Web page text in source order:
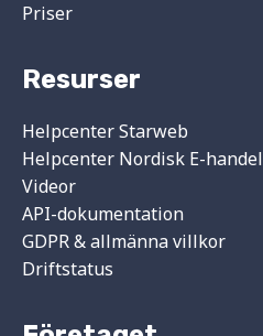
Priser
Resurser
Helpcenter Starweb
Helpcenter Nordisk E-handel
Videor
API-dokumentation
GDPR & allmänna villkor
Driftstatus